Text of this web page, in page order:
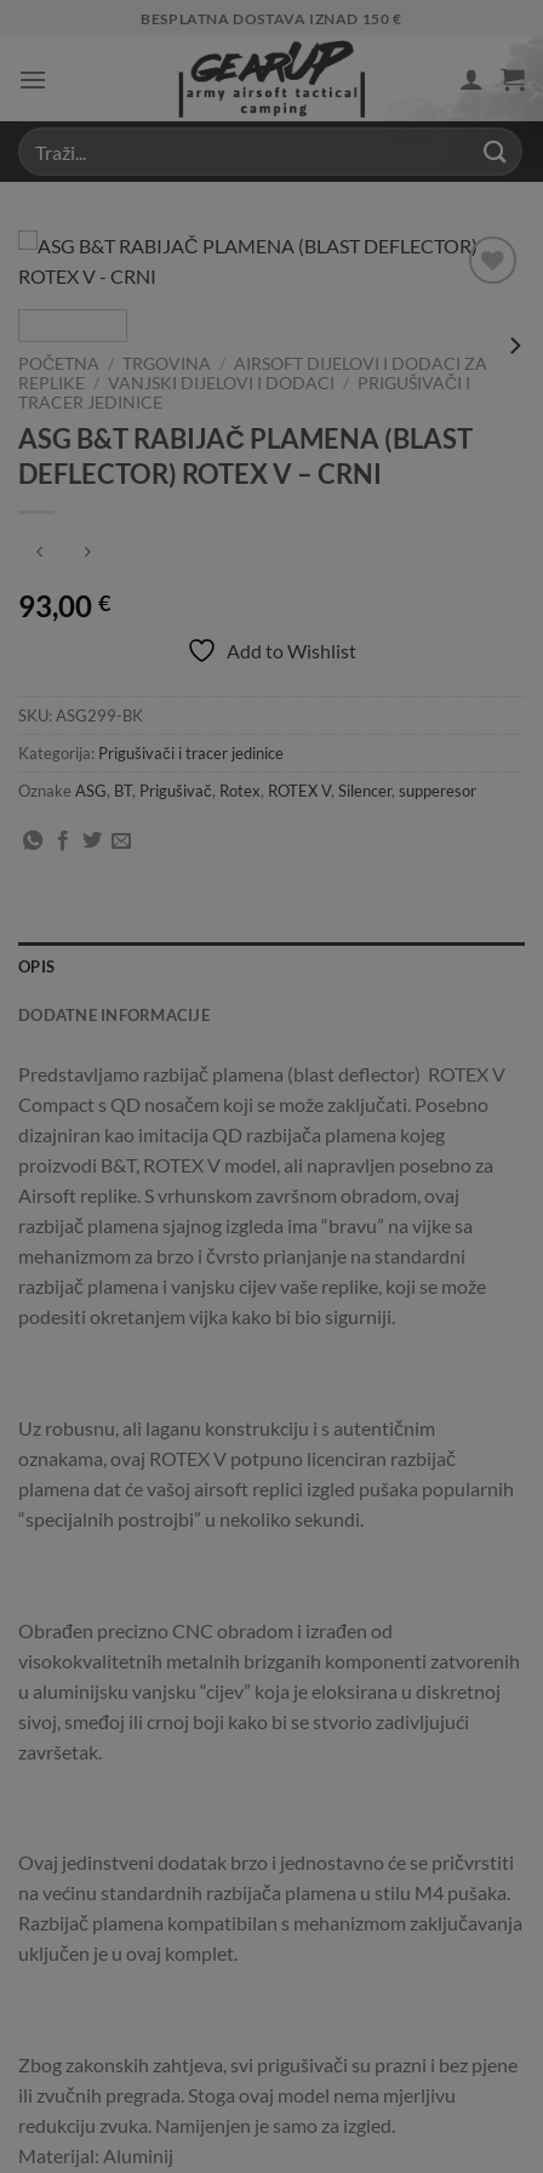
content
BESPLATNA DOSTAVA IZNAD 150 €
POČETNA / TRGOVINA / AIRSOFT DIJELOVI I DODACI ZA
REPLIKE / VANJSKI DIJELOVI I DODACI / PRIGUŠIVAČI I
TRACER JEDINICE
ASG B&T RABIJAČ PLAMENA (BLAST
DEFLECTOR) ROTEX V – CRNI
93,00 €
Add to Wishlist
SKU: ASG299-BK
Kategorija: Prigušivači i tracer jedinice
Oznake ASG, BT, Prigušivač, Rotex, ROTEX V, Silencer, supperesor
OPIS
DODATNE INFORMACIJE
Predstavljamo razbijač plamena (blast deflector) ROTEX V
Compact s QD nosačem koji se može zaključati. Posebno
dizajniran kao imitacija QD razbijača plamena kojeg
proizvodi B&T, ROTEX V model, ali napravljen posebno za
Airsoft replike. S vrhunskom završnom obradom, ovaj
razbijač plamena sjajnog izgleda ima “bravu” na vijke sa
mehanizmom za brzo i čvrsto prianjanje na standardni
razbijač plamena i vanjsku cijev vaše replike, koji se može
podesiti okretanjem vijka kako bi bio sigurniji.
Uz robusnu, ali laganu konstrukciju i s autentičnim
oznakama, ovaj ROTEX V potpuno licenciran razbijač
plamena dat će vašoj airsoft replici izgled pušaka popularnih
“specijalnih postrojbi” u nekoliko sekundi.
Obrađen precizno CNC obradom i izrađen od
visokokvalitetnih metalnih brizganih komponenti zatvorenih
u aluminijsku vanjsku “cijev” koja je eloksirana u diskretnoj
sivoj, smeđoj ili crnoj boji kako bi se stvorio zadivljujući
završetak.
Ovaj jedinstveni dodatak brzo i jednostavno će se pričvrstiti
na većinu standardnih razbijača plamena u stilu M4 pušaka.
Razbijač plamena kompatibilan s mehanizmom zaključavanja
uključen je u ovaj komplet.
Zbog zakonskih zahtjeva, svi prigušivači su prazni i bez pjene
ili zvučnih pregrada. Stoga ovaj model nema mjerljivu
redukciju zvuka. Namijenjen je samo za izgled.
Materijal: Aluminij